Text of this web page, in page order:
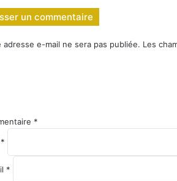
un commentaire
adresse e-mail ne sera pas publiée. Les
*
*
*